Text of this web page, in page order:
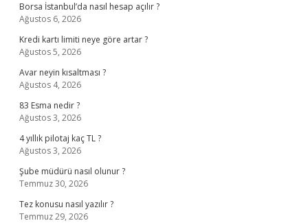
Borsa İstanbul’da nasıl hesap açılır ?
Ağustos 6, 2026
Kredi kartı limiti neye göre artar ?
Ağustos 5, 2026
Avar neyin kısaltması ?
Ağustos 4, 2026
83 Esma nedir ?
Ağustos 3, 2026
4 yıllık pilotaj kaç TL ?
Ağustos 3, 2026
Şube müdürü nasıl olunur ?
Temmuz 30, 2026
Tez konusu nasıl yazılır ?
Temmuz 29, 2026